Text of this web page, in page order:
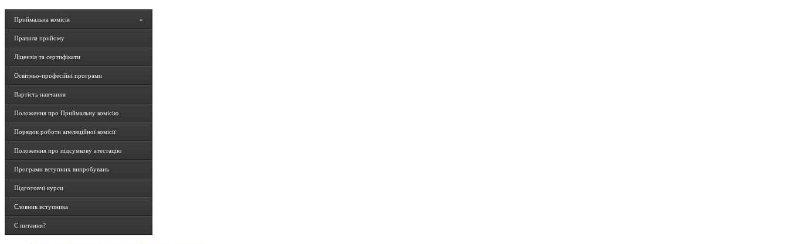
Приймальна комісія »
Правила прийому
Ліцензія та сертифікати
Освітньо-професійні програми
Вартість навчання
Положення про Приймальну комісію
Порядок роботи апеляційної комісії
Положення про підсумкову атестацію
Програми вступних випробувань
Підготовчі курси
Словник вступника
Є питання?